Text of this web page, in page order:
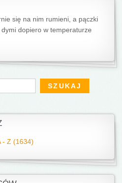
się na nim rumieni, a pączki
dymi dopiero w temperaturze
- Z (1634)